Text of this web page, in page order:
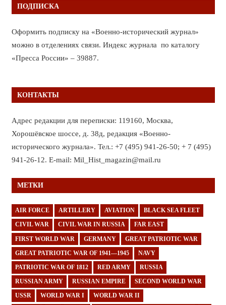
ПОДПИСКА
Оформить подписку на «Военно-исторический журнал»
можно в отделениях связи. Индекс журнала по каталогу
«Пресса России» – 39887.
КОНТАКТЫ
Адрес редакции для переписки: 119160, Москва,
Хорошёвское шоссе, д. 38д, редакция «Военно-
исторического журнала». Тел.: +7 (495) 941-26-50; + 7 (495)
941-26-12. E-mail: Mil_Hist_magazin@mail.ru
МЕТКИ
AIR FORCE ARTILLERY AVIATION BLACK SEA FLEET
CIVIL WAR CIVIL WAR IN RUSSIA FAR EAST
FIRST WORLD WAR GERMANY GREAT PATRIOTIC WAR
GREAT PATRIOTIC WAR OF 1941—1945 NAVY
PATRIOTIC WAR OF 1812 RED ARMY RUSSIA
RUSSIAN ARMY RUSSIAN EMPIRE SECOND WORLD WAR
USSR WORLD WAR I WORLD WAR II